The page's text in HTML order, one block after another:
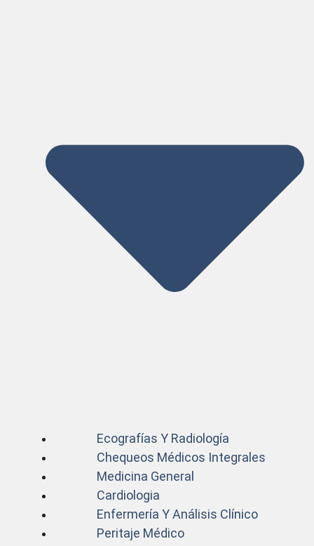
Ecografías Y Radiología
Chequeos Médicos Integrales
Medicina General
Cardiologia
Enfermería Y Análisis Clínico
Peritaje Médico